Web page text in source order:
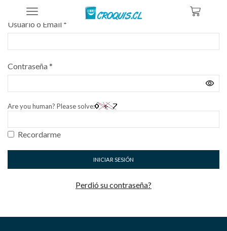
Iniciar sesión
Usuario o Email*
Contraseña*
Are you human? Please solve:
Recordarme
INICIAR SESIÓN
Perdió su contraseña?